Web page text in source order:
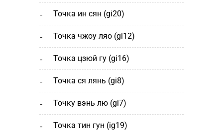
точка ин сян (gi20)
точка чжоу ляо (gi12)
точка цзюй гу (gi16)
точка ся лянь (gi8)
точку вэнь лю (gi7)
точка тин гун (ig19)